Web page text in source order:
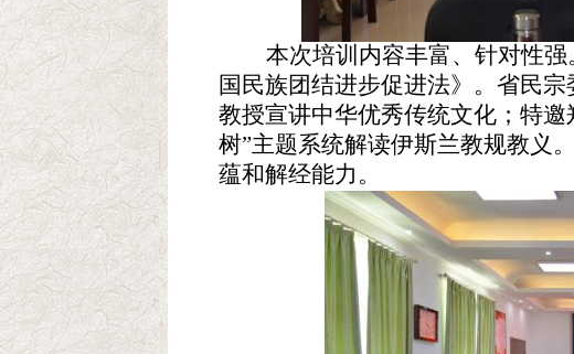
本次培训内容丰富、针对性
国民族团结进步促进法》。省民
教授宣讲中华优秀传统文化 ； 特邀
树”主题系统解读伊斯兰教规教义 。
蕴和解经能力 。